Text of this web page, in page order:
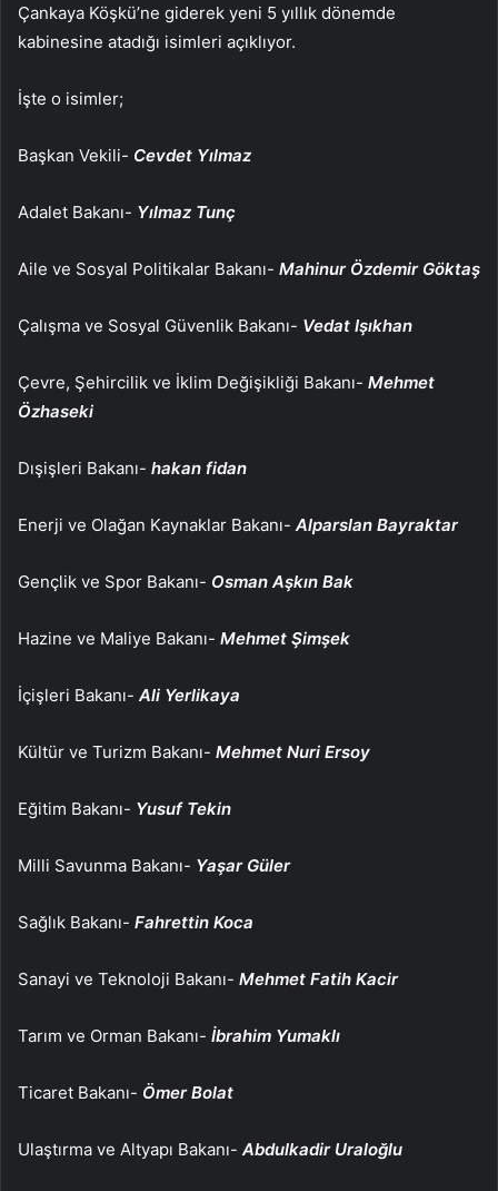
Çankaya Köşkü’ne giderek yeni 5 yıllık dönemde
kabinesine atadığı isimleri açıklıyor.
İşte o isimler;
Başkan Vekili- Cevdet Yılmaz
Adalet Bakanı- Yılmaz Tunç
Aile ve Sosyal Politikalar Bakanı- Mahinur Özdemir Göktaş
Çalışma ve Sosyal Güvenlik Bakanı- Vedat Işıkhan
Çevre, Şehircilik ve İklim Değişikliği Bakanı- Mehmet
Özhaseki
Dışişleri Bakanı- hakan fidan
Enerji ve Olağan Kaynaklar Bakanı- Alparslan Bayraktar
Gençlik ve Spor Bakanı- Osman Aşkın Bak
Hazine ve Maliye Bakanı- Mehmet Şimşek
İçişleri Bakanı- Ali Yerlikaya
Kültür ve Turizm Bakanı- Mehmet Nuri Ersoy
Eğitim Bakanı- Yusuf Tekin
Milli Savunma Bakanı- Yaşar Güler
Sağlık Bakanı- Fahrettin Koca
Sanayi ve Teknoloji Bakanı- Mehmet Fatih Kacir
Tarım ve Orman Bakanı- İbrahim Yumaklı
Ticaret Bakanı- Ömer Bolat
Ulaştırma ve Altyapı Bakanı- Abdulkadir Uraloğlu